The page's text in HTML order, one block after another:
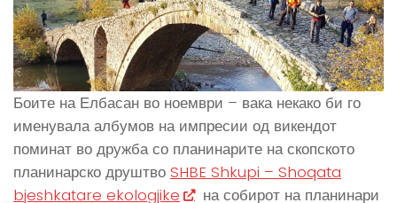
Боите на Елбасан во ноември – вака некако би го
именувала албумов на импресии од викендот
поминат во дружба со планинарите на скопското
планинарско друштво SHBE Shkupi – Shoqata
bjeshkatare ekologjike
на собирот на планинари